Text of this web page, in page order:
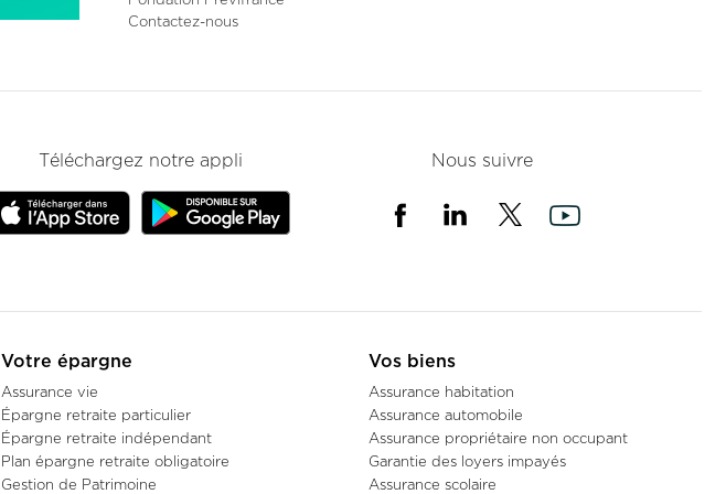
138 Rue Maubec 64100 BAYONNE
BORDEAUX
page
Contactez-nous
Téléchargez notre appli Nous suivre
Votre épargne
Assurance vie
Épargne retraite particulier
Épargne retraite indépendant
Plan épargne retraite obligatoire
Gestion de Patrimoine
Vos biens
Assurance habitation
Assurance automobile
Assurance propriétaire non occupant
Garantie des loyers impayés
Assurance scolaire